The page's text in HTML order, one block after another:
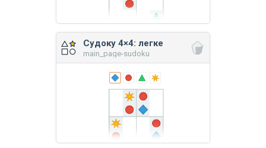
Судоку 4×4: легке
main_page-sudoku